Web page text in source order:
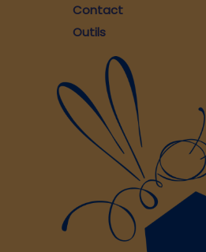
Contact
Outils